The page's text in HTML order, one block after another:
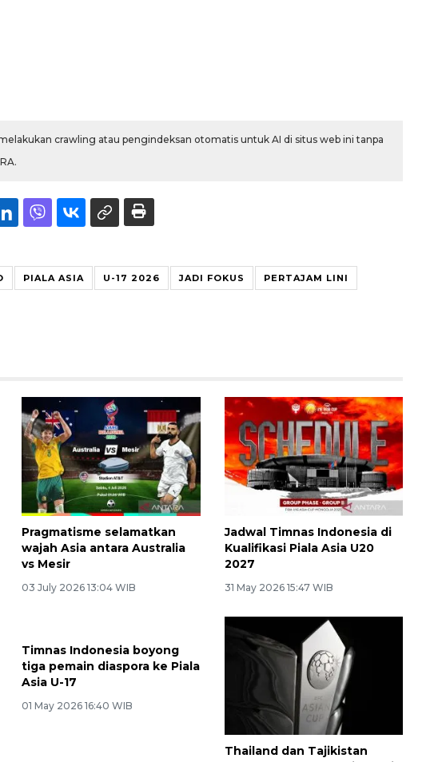
crawling atau pengindeksan otomatis untuk AI di situs web ini tanpa
PIALA ASIA U-17 2026 JADI FOKUS PERTAJAM LINI
Pragmatisme selamatkan
wajah Asia antara Australia
vs Mesir
03 July 2026 13:04 WIB
Jadwal Timnas Indonesia di
Kualifikasi Piala Asia U20
2027
31 May 2026 15:47 WIB
Thailand dan Tajikistan